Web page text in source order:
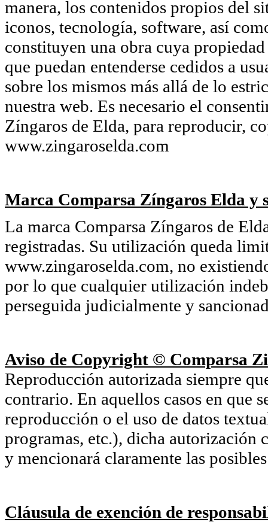
manera, los contenidos propios del
iconos, tecnología, software, así
constituyen una obra cuya
que puedan entenderse cedidos a
sobre los mismos más allá de lo
nuestra web. Es necesario el
Zíngaros de Elda, para reproducir,
www.zingaroselda.com
Marca Comparsa Zíngaros Elda y
La marca Comparsa Zíngaros de
registradas. Su utilización queda
www.zingaroselda.com, no
por lo que cualquier utilización
perseguida judicialmente y
Aviso de Copyright © Comparsa
Reproducción autorizada siempre
contrario. En aquellos casos en que
reproducción o el uso de datos
programas, etc.), dicha autorización
y mencionará claramente las
Cláusula de exención de